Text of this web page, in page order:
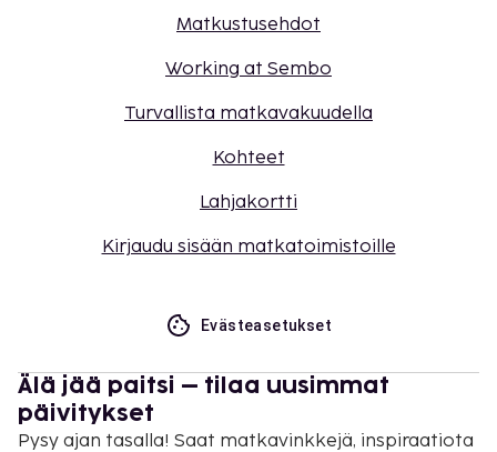
Matkustusehdot
Working at Sembo
Turvallista matkavakuudella
Kohteet
Lahjakortti
Kirjaudu sisään matkatoimistoille
Evästeasetukset
Älä jää paitsi – tilaa uusimmat
päivitykset
Pysy ajan tasalla! Saat matkavinkkejä, inspiraatiota